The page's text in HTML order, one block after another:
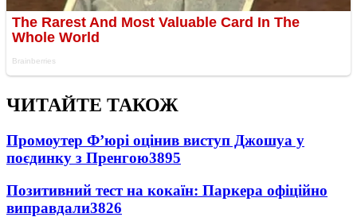
ЧИТАЙТЕ ТАКОЖ
Промоутер Ф’юрі оцінив виступ Джошуа у
поєдинку з Пренгою3895
Позитивний тест на кокаїн: Паркера офіційно
виправдали3826